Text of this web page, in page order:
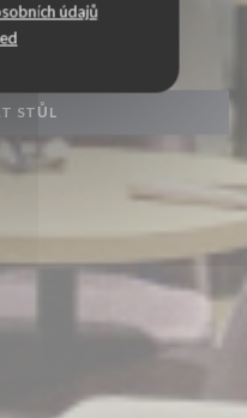
údajů
STŮL